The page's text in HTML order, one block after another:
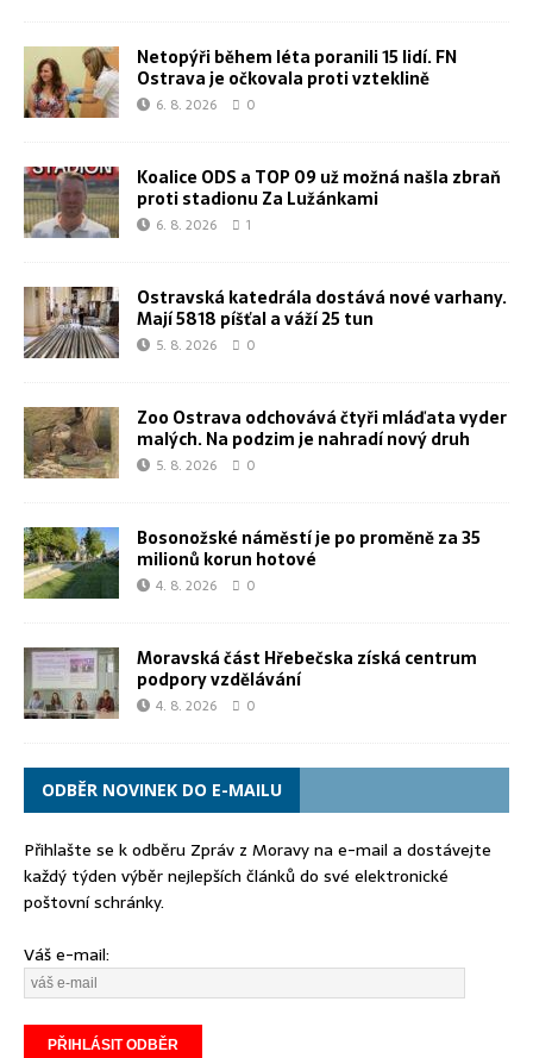
Netopýři během léta poranili 15 lidí. FN
Ostrava je očkovala proti vzteklině
6. 8. 2026 0
Koalice ODS a TOP 09 už možná našla zbraň
proti stadionu Za Lužánkami
6. 8. 2026 1
Ostravská katedrála dostává nové varhany.
Mají 5818 píšťal a váží 25 tun
5. 8. 2026 0
Zoo Ostrava odchovává čtyři mláďata vyder
malých. Na podzim je nahradí nový druh
5. 8. 2026 0
Bosonožské náměstí je po proměně za 35
milionů korun hotové
4. 8. 2026 0
Moravská část Hřebečska získá centrum
podpory vzdělávání
4. 8. 2026 0
ODBĚR NOVINEK DO E-MAILU
Přihlašte se k odběru Zpráv z Moravy na e-mail a dostávejte
každý týden výběr nejlepších článků do své elektronické
poštovní schránky.
Váš e-mail: